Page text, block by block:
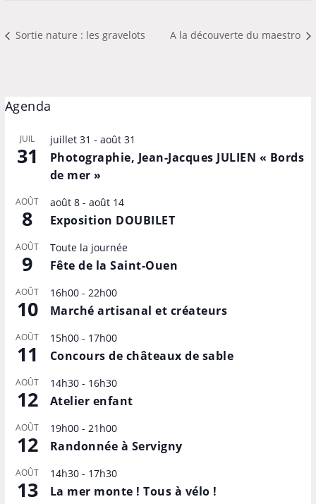
Sortie nature : les gravelots A la découverte du maestro
Agenda
JUIL
31
juillet 31 - août 31
Photographie, Jean-Jacques JULIEN « Bords
de mer »
AOÛT
8
août 8- août 14
Exposition DOUBILET
AOÛT
9
Toute la journée
Fête de la Saint-Ouen
AOÛT
10
16h00- 22h00
Marché artisanal et créateurs
AOÛT
11
15h00- 17h00
Concours de châteaux de sable
AOÛT
12
14h30- 16h30
Atelier enfant
AOÛT
12
19h00- 21h00
Randonnée à Servigny
AOÛT
13
14h30- 17h30
La mer monte ! Tous à vélo !